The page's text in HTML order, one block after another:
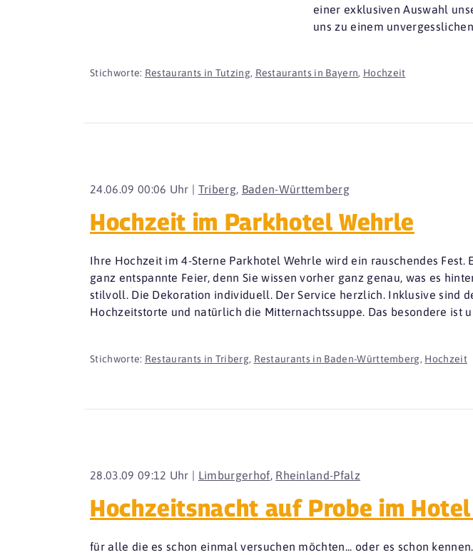
einer exklusiven Auswahl
uns zu einem
Stichworte: Restaurants in Tutzing, Restaurants in Bayern, Hochzeit
24.06.09 00:06 Uhr | Triberg, Baden-Württemberg
Hochzeit im Parkhotel Wehrle
Ihre Hochzeit im 4-Sterne Parkhotel Wehrle wird ein rauschendes
ganz entspannte Feier, denn Sie wissen vorher ganz genau, was es
stilvoll. Die Dekoration individuell. Der Service herzlich. Inklusive sind
Hochzeitstorte und natürlich die Mitternachtssuppe. Das besondere ist
Stichworte: Restaurants in Triberg, Restaurants in Baden-Württemberg, Hochzeit
28.03.09 09:12 Uhr | Limburgerhof, Rheinland-Pfalz
Hochzeitsnacht auf Probe im
für alle die es schon einmal versuchen möchten... oder es schon